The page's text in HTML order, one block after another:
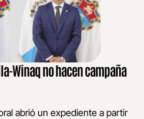
Winaq no hacen campaña
abrió un expediente a partir